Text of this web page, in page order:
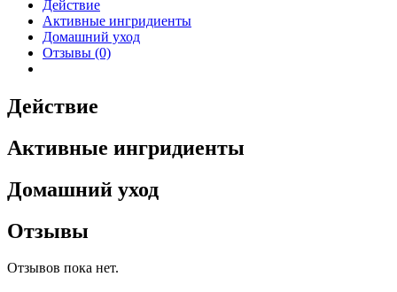
Действие
Активные ингридиенты
Домашний уход
Отзывы (0)
Действие
Активные ингридиенты
Домашний уход
Отзывы
Отзывов пока нет.